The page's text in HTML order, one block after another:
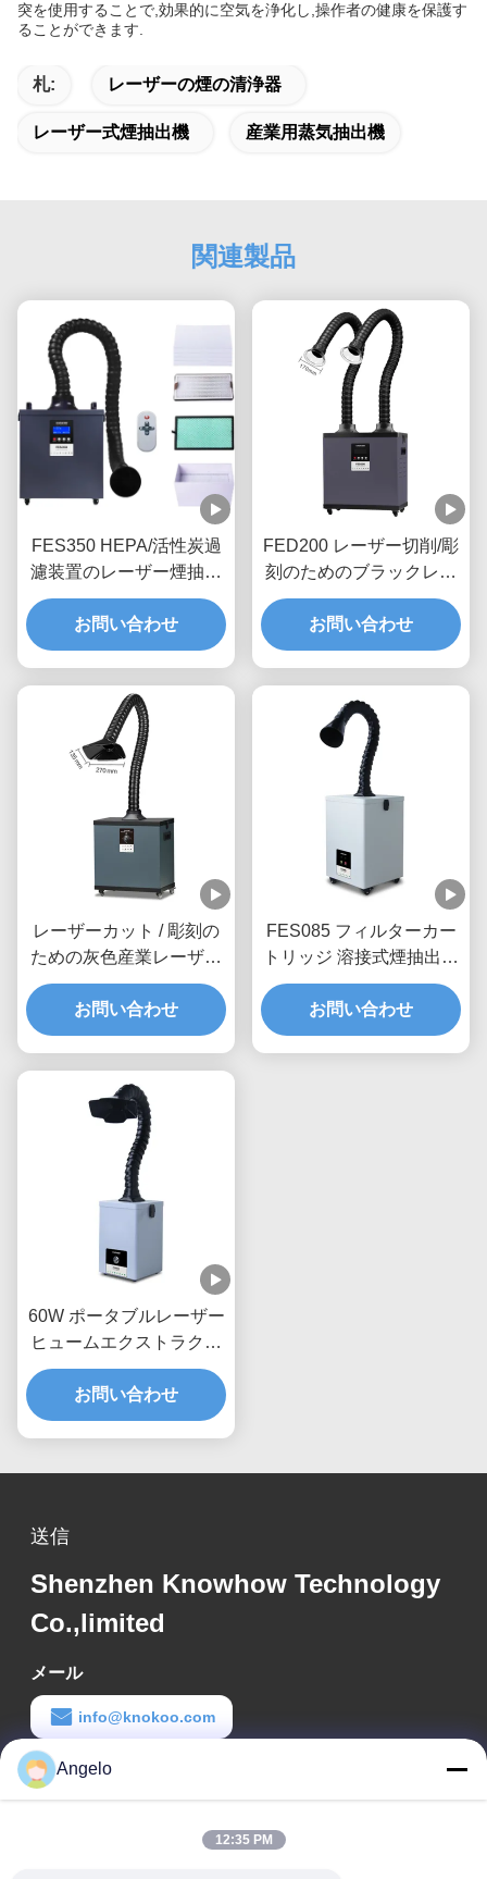
突を使用することで,効果的に空気を浄化し,操作者の健康を保護す
ることができます.
札: レーザーの煙の清浄器
レーザー式煙抽出機 産業用蒸気抽出機
関連製品
FES350 HEPA/活性炭過
濾装置のレーザー煙抽出
機
お問い合わせ
FED200 レーザー切削/彫
刻のためのブラックレー
ザー溶接煙抽出機
お問い合わせ
レーザーカット / 彫刻の
ための灰色産業レーザー
煙抽出機
お問い合わせ
FES085 フィルターカー
トリッジ 溶接式煙抽出機
85W 彫刻用 DIY 溶接用
お問い合わせ
60W ポータブルレーザー
ヒュームエクストラクタ
ー 90.99% ろ過効率 小型
レーザー用途向け
お問い合わせ
送信
Shenzhen Knowhow Technology
Co.,limited
メール
info@knokoo.com
労働時間
08:00-18:00
Angelo
12:35 PM